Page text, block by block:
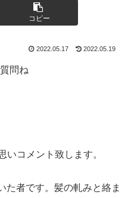
コピー
2022.05.17 2022.05.19
問ね
いコメント致します。
た者です。髪の軋みと絡ま